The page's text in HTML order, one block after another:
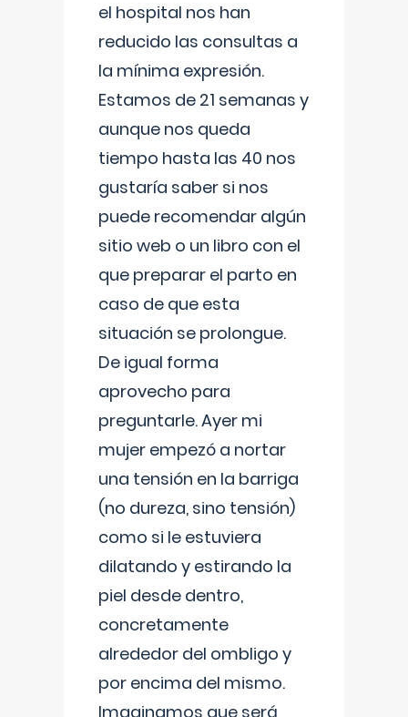
el hospital nos han
reducido las consultas a
la mínima expresión.
Estamos de 21 semanas y
aunque nos queda
tiempo hasta las 40 nos
gustaría saber si nos
puede recomendar algún
sitio web o un libro con el
que preparar el parto en
caso de que esta
situación se prolongue.
De igual forma
aprovecho para
preguntarle. Ayer mi
mujer empezó a nortar
una tensión en la barriga
(no dureza, sino tensión)
como si le estuviera
dilatando y estirando la
piel desde dentro,
concretamente
alrededor del ombligo y
por encima del mismo.
Imaginamos que será